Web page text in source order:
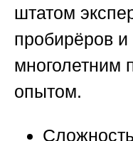
штатом
пробирёров
многолетним
опытом.